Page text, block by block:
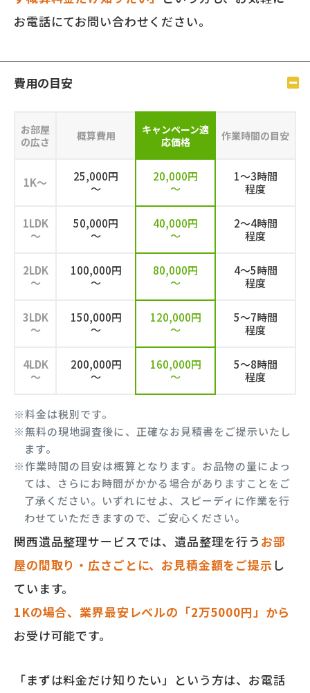
お電話にてお問い合わせください。
費⽤の⽬安
関西遺品整理サービスでは、遺品整理を行う お部
屋の間取り・広さごとに、お見積金額をご提示 し
ています。
1Kの場合、業界最安レベルの「2万5000円」から
お受け可能です。
「まずは料金だけ知りたい」という方は、お電話
お部屋
の広さ
概算費用 キャンペーン適
応価格
作業時間の目安
1K～
25,000円
～
20,000円
～
1～3時間
程度
1LDK
～
50,000円
～
40,000円
～
2～4時間
程度
2LDK
～
100,000円
～
80,000円
～
4～5時間
程度
3LDK
～
150,000円
～
120,000円
～
5～7時間
程度
4LDK
～
200,000円
～
160,000円
～
5～8時間
程度
※料金は税別です。
※無料の現地調査後に、正確なお見積書をご提示いたし
ます。
※作業時間の目安は概算となります。お品物の量によっ
ては、さらにお時間がかかる場合がありますことをご
了承ください。いずれにせよ、スピーディに作業を行
わせていただきますので、ご安心ください。